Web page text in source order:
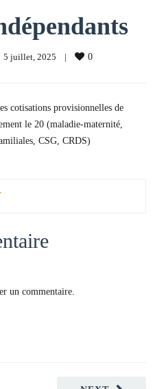
5 juillet, 2025 | 0
cotisations provisionnelles de
le 20 (maladie-maternité,
CSG, CRDS)
un commentaire.